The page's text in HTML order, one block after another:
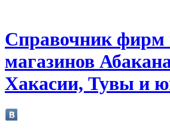
Справочник фирм
магазинов
Хакасии, Тувы и